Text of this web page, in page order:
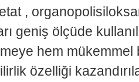
,
geniş ölçüde
hem
özelliği